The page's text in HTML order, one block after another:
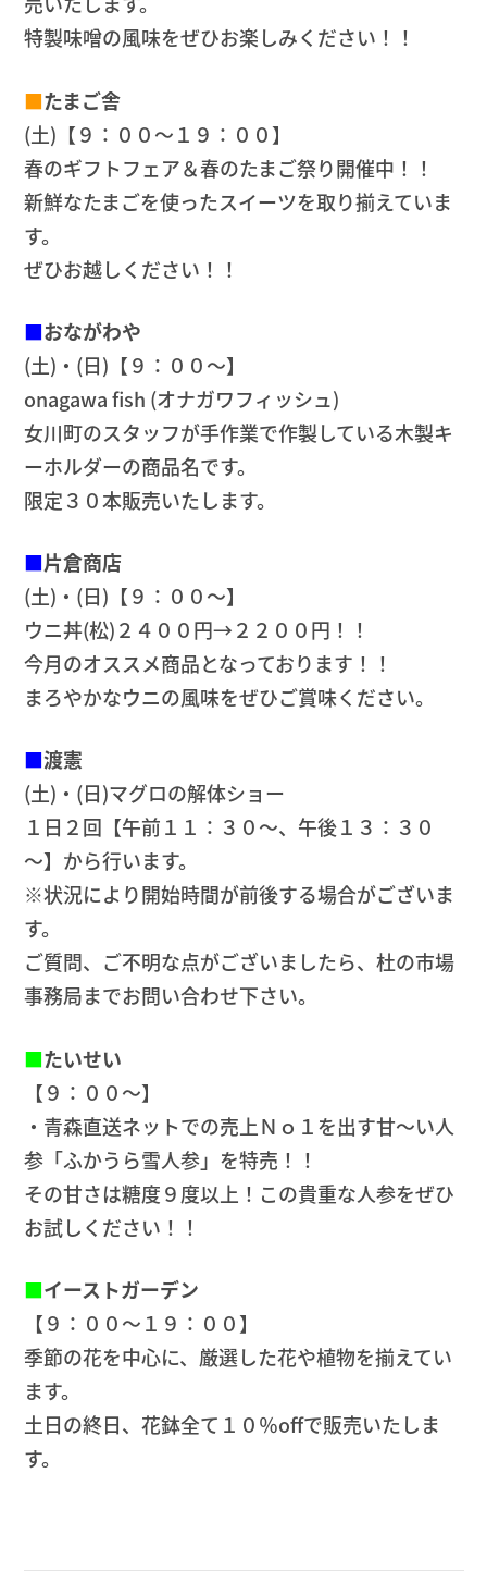
特製味噌の風味をぜひお楽しみください！！
■たまご舎
(土)【９：００～１９：００】
春のギフトフェア＆春のたまご祭り開催中！！
新鮮なたまごを使ったスイーツを取り揃えていま
す。
ぜひお越しください！！
■おながわや
(土)・(日)【９：００～】
onagawa fish (オナガワフィッシュ)
女川町のスタッフが手作業で作製している木製キ
ーホルダーの商品名です。
限定３０本販売いたします。
■片倉商店
(土)・(日)【９：００～】
ウニ丼(松)２４００円→２２００円！！
今月のオススメ商品となっております！！
まろやかなウニの風味をぜひご賞味ください。
■渡憲
(土)・(日)マグロの解体ショー
１日２回【午前１１：３０～、午後１３：３０
～】から行います。
※状況により開始時間が前後する場合がございま
す。
ご質問、ご不明な点がございましたら、杜の市場
事務局までお問い合わせ下さい。
■たいせい
【９：００～】
・青森直送ネットでの売上Ｎｏ１を出す甘～い人
参「ふかうら雪人参」を特売！！
その甘さは糖度９度以上！この貴重な人参をぜひ
お試しください！！
■イーストガーデン
【９：００～１９：００】
季節の花を中心に、厳選した花や植物を揃えてい
ます。
土日の終日、花鉢全て１０％offで販売いたしま
す。